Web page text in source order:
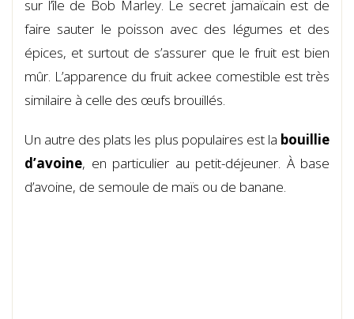
sur l’île de Bob Marley. Le secret jamaïcain est de
faire sauter le poisson avec des légumes et des
épices, et surtout de s’assurer que le fruit est bien
mûr. L’apparence du fruit ackee comestible est très
similaire à celle des œufs brouillés.
Un autre des plats les plus populaires est la bouillie
d’avoine, en particulier au petit-déjeuner. À base
d’avoine, de semoule de maïs ou de banane.